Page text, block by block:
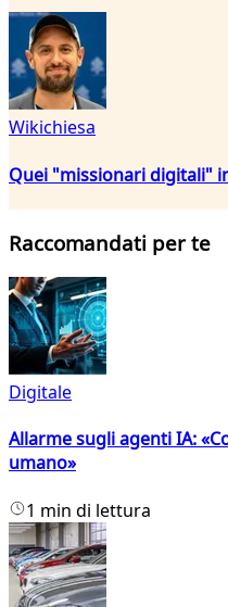
Wikichiesa
Quei "missionari digitali"
Raccomandati per te
Digitale
Allarme sugli agenti IA:
umano»
1 min di lettura